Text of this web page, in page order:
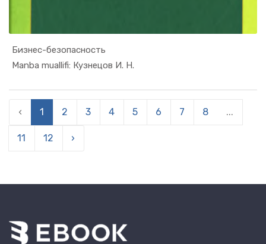
Бизнес-безопасность
Manba muallifi: Кузнецов И. Н.
In Tadbirk...
‹ 1 2 3 4 5 6 7 8 ...
11 12 ›